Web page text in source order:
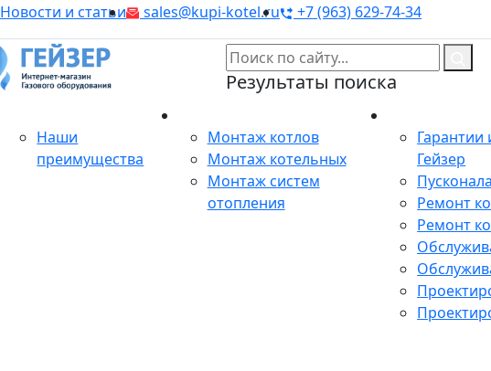
Новости и статьи sales@kupi-kotel.ru +7 (963) 629-74-34
Результаты поиска
Наши
преимущества
Монтаж котлов
Монтаж котельных
Монтаж систем
отопления
Гейзер
Ремонт
Ремонт